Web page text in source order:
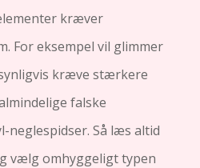
kræver
For eksempel vil glimmer
kræve stærkere
falske
neglespidser. Så læs altid
vælg omhyggeligt typen